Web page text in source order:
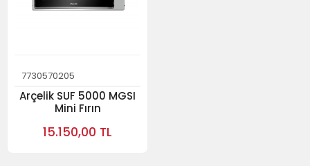
7730570205
Arçelik SUF 5000 MGSI
Mini Fırın
15.150,00 TL